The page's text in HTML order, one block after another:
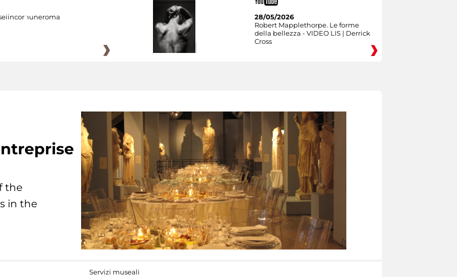
28/05/2026
Robert Mapplethorpe. Le forme
della bellezza - VIDEO LIS | Derrick
Cross
the
in the
Servizi museali